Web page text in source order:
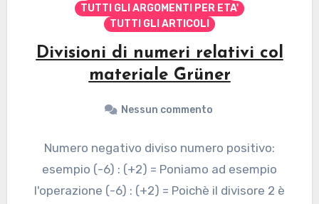
TUTTI GLI ARGOMENTI PER ETA'
TUTTI GLI ARTICOLI
Divisioni di numeri relativi col
materiale Grüner
Nessun commento
Numero negativo diviso numero positivo:
esempio (-6) : (+2) = Poniamo ad esempio
l'operazione (-6) : (+2) = Poichè il divisore 2 è